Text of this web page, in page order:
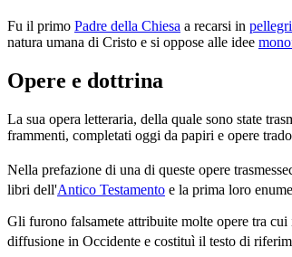
Fu il primo Padre della Chiesa a recarsi in
natura umana di Cristo e si oppose alle idee
Opere e dottrina
La sua opera letteraria, della quale sono state
frammenti, completati oggi da papiri e opere
Nella prefazione di una di queste opere
libri dell'Antico Testamento e la prima loro
Gli furono falsamete attribuite molte opere tra cui
diffusione in Occidente e costituì il testo di